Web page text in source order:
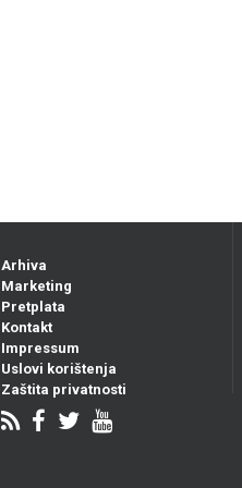
Arhiva
Marketing
Pretplata
Kontakt
Impressum
Uslovi korištenja
Zaštita privatnosti